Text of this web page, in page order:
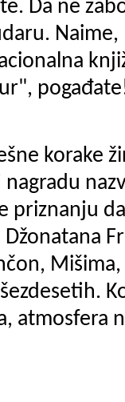
Da ne
korake
priznanju
Mišima,
atmosfera